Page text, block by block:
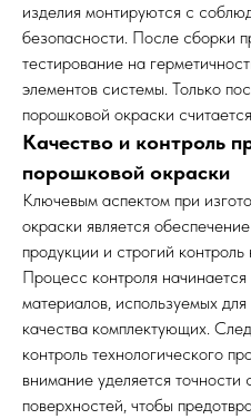
изделия монтируются с
безопасности. После сборки
тестирование на
элементов системы. Только
порошковой окраски
Качество и контроль
порошковой окраски
Ключевым аспектом при
окраски является
продукции и строгий
Процесс контроля
материалов, используемых
качества комплектующих.
контроль технологического
внимание уделяется
поверхностей, чтобы